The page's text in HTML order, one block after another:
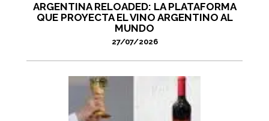
ARGENTINA RELOADED: LA PLATAFORMA
QUE PROYECTA EL VINO ARGENTINO AL
MUNDO
27/07/2026